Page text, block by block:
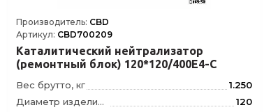
Производитель: CBD
Артикул: CBD700209
Каталитический нейтрализатор
(ремонтный блок) 120*120/400Е4-C
Вес брутто, кг
1.250
Диаметр изделия, мм
120